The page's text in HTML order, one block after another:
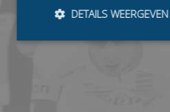
DETAILS WEERGEVEN